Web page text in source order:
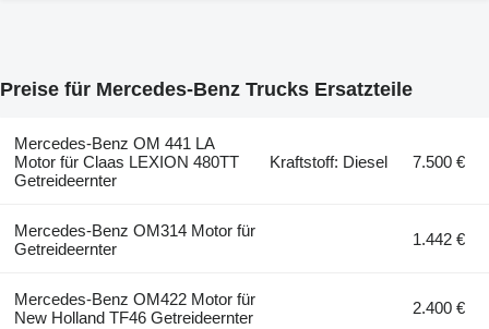
Preise für Mercedes-Benz Trucks Ersatzteile
Mercedes-Benz OM 441 LA
Motor für Claas LEXION 480TT
Getreideernter
Kraftstoff: Diesel 7.500 €
Mercedes-Benz OM314 Motor für
Getreideernter
1.442 €
Mercedes-Benz OM422 Motor für
New Holland TF46 Getreideernter
2.400 €